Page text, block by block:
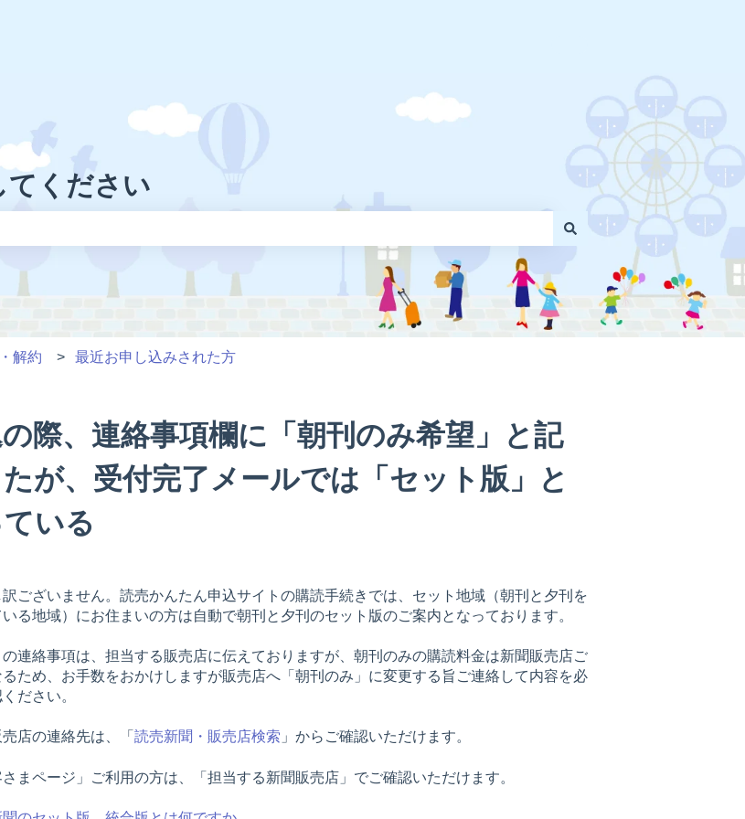
てください
解約 最近お申し込みされた方
際、連絡事項欄に「朝刊のみ希望」と記
が、受付完了メールでは「セット版」と
いる
ございません。読売かんたん申込サイトの購読手続きでは、セット地域（朝刊と夕刊を
る地域）にお住まいの方は自動で朝刊と夕刊のセット版のご案内となっております。
連絡事項は、担当する販売店に伝えておりますが、朝刊のみの購読料金は新聞販売店ご
るため、お手数をおかけしますが販売店へ「朝刊のみ」に変更する旨ご連絡して内容を必
ださい。
店の連絡先は、「 読売新聞・販売店検索 」からご確認いただけます。
まページ」ご利用の方は、「担当する新聞販売店」でご確認いただけます。